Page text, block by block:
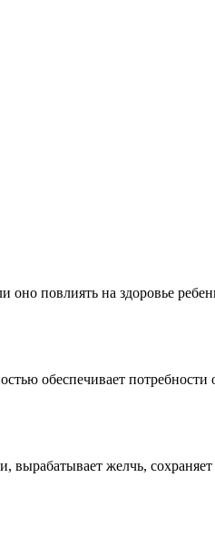
повлиять на здоровье
обеспечивает
вырабатывает желчь,